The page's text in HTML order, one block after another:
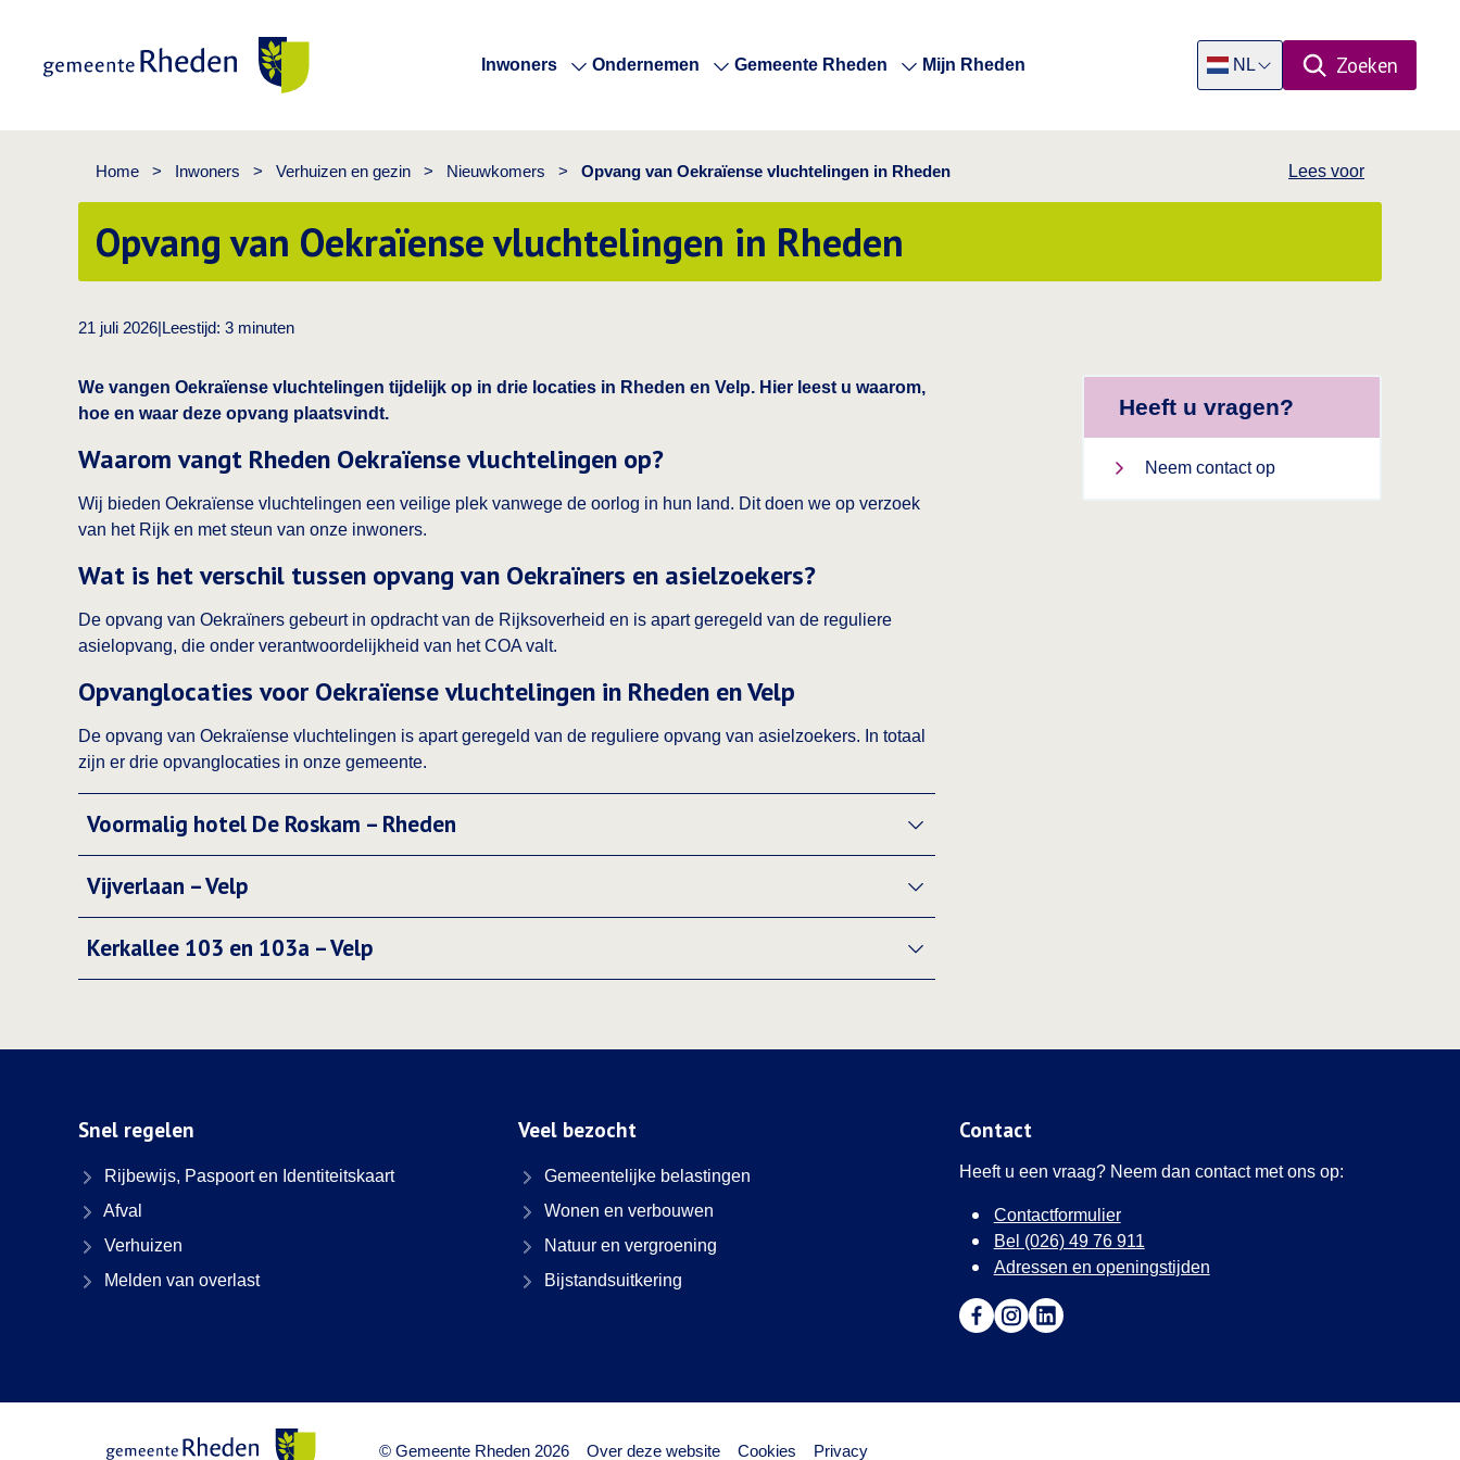
Inwoners Ondernemen Gemeente Rheden Mijn Rheden
NL
Zoeken
Open
Home > Inwoners > Verhuizen en gezin > Nieuwkomers > Opvang van Oekraïense vluchtelingen in Rheden Lees voor
Opvang van Oekraïense vluchtelingen in Rheden
21 juli 2026|Leestijd: 3 minuten
We vangen Oekraïense vluchtelingen tijdelijk op in drie locaties in Rheden en Velp. Hier leest u waarom,
hoe en waar deze opvang plaatsvindt.
Waarom vangt Rheden Oekraïense vluchtelingen op?
Wij bieden Oekraïense vluchtelingen een veilige plek vanwege de oorlog in hun land. Dit doen we op verzoek
van het Rijk en met steun van onze inwoners.
Wat is het verschil tussen opvang van Oekraïners en asielzoekers?
De opvang van Oekraïners gebeurt in opdracht van de Rijksoverheid en is apart geregeld van de reguliere
asielopvang, die onder verantwoordelijkheid van het COA valt.
Opvanglocaties voor Oekraïense vluchtelingen in Rheden en Velp
De opvang van Oekraïense vluchtelingen is apart geregeld van de reguliere opvang van asielzoekers. In totaal
zijn er drie opvanglocaties in onze gemeente.
Voormalig hotel De Roskam – Rheden
Vijverlaan – Velp
Kerkallee 103 en 103a – Velp
Heeft u vragen?
Neem contact op
Snel regelen
Rijbewijs, Paspoort en Identiteitskaart
Afval
Verhuizen
Melden van overlast
Veel bezocht
Gemeentelijke belastingen
Wonen en verbouwen
Natuur en vergroening
Bijstandsuitkering
Contact
Heeft u een vraag? Neem dan contact met ons op:
Contactformulier
Bel (026) 49 76 911
Adressen en openingstijden
© Gemeente Rheden 2026 Over deze website Cookies Privacy